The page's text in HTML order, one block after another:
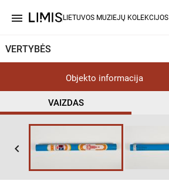
menu LIETUVOS MUZIEJŲ KOLEKCIJOS
VERTYBĖS
Objekto informacija
VAIZDAS
keyboard_arrow_left